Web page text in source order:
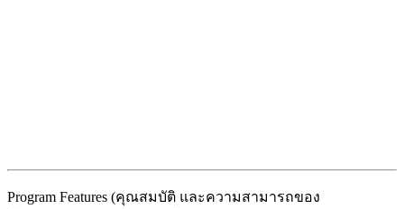
Program Features (คุณสมบัติ และความสามารถของ